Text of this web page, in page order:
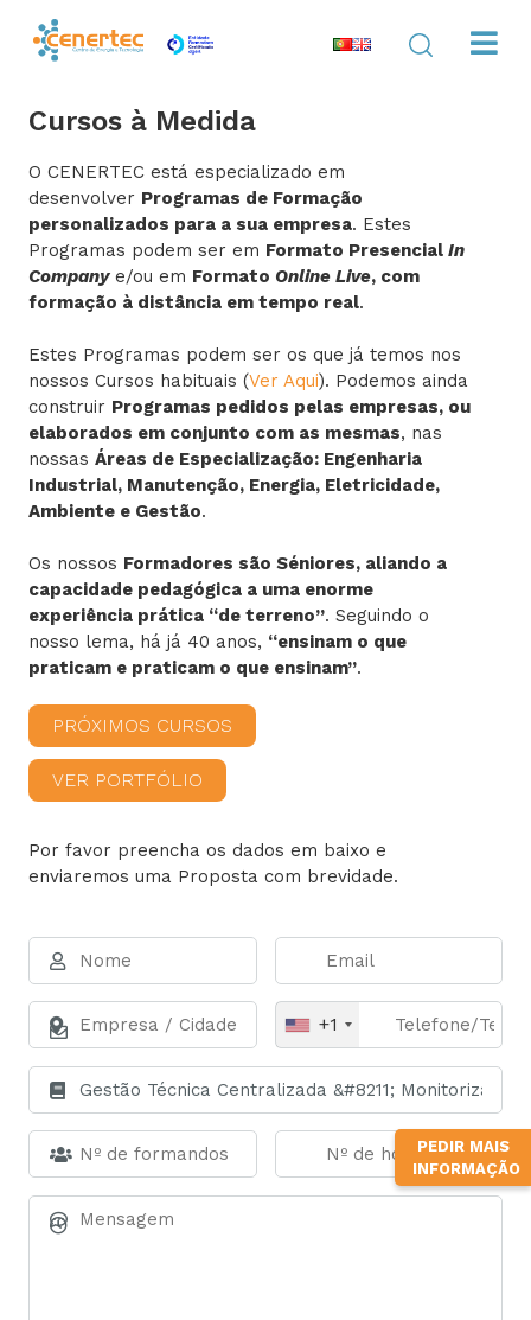
PEDIR MAIS
INFORMAÇÃO
Cursos à Medida
O CENERTEC está especializado em
desenvolver Programas de Formação
personalizados para a sua empresa. Estes
Programas podem ser em Formato Presencial In
Companye/ou em Formato Online Live, com
formação à distância em tempo real.
Estes Programas podem ser os que já temos nos
nossos Cursos habituais (Ver Aqui). Podemos ainda
construir Programas pedidos pelas empresas, ou
elaborados em conjunto com as mesmas, nas
nossas Áreas de Especialização: Engenharia
Industrial, Manutenção, Energia, Eletricidade,
Ambiente e Gestão.
Os nossos Formadores são Séniores, aliando a
capacidade pedagógica a uma enorme
experiência prática “de terreno”. Seguindo o
nosso lema, há já 40 anos, “ensinam o que
praticam e praticam o que ensinam”.
PRÓXIMOS CURSOS
VER PORTFÓLIO
Por favor preencha os dados em baixo e
enviaremos uma Proposta com brevidade.
+1